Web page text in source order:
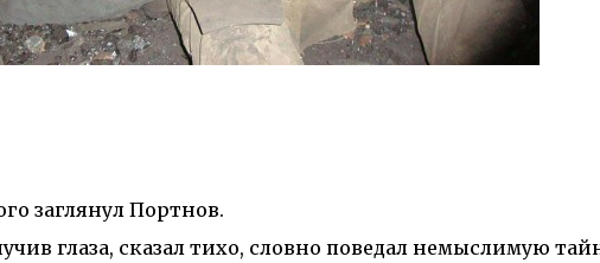
заглянул Портнов.
глаза, сказал тихо, словно поведал немыслимую